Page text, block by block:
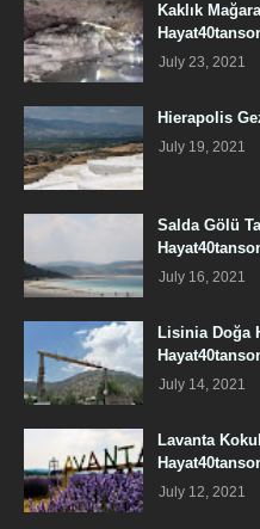
Kaklık
July 23, 2021
Hierapolis
July 19, 2021
Salda Gölü
July 16, 2021
Lisinia Doğa
July 14, 2021
Lavanta
July 12, 2021